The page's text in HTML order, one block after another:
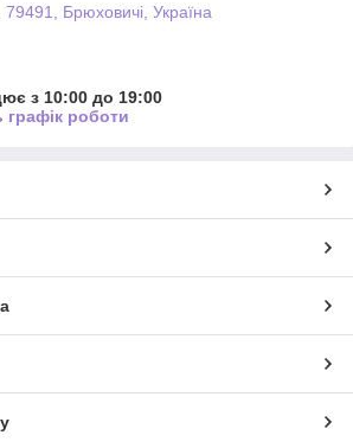
79491, Брюховичі, Україна
з 10:00 до 19:00
графік роботи